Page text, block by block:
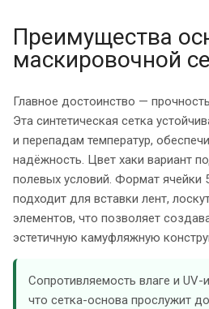
Преимущества
маскировочной
Главное достоинство —
Эта синтетическая сетка
и перепадам температур,
надёжность. Цвет хаки вариант
полевых условий. Формат ячейки
подходит для вставки лент,
элементов, что позволяет
эстетичную камуфляжную
Сопротивляемость влаге и UV-
что сетка-основа прослужит